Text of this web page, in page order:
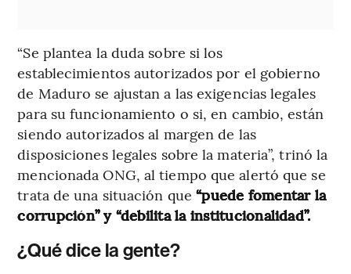
“Se plantea la duda sobre si los
establecimientos autorizados por el gobierno
de Maduro se ajustan a las exigencias legales
para su funcionamiento o si, en cambio, están
siendo autorizados al margen de las
disposiciones legales sobre la materia”, trinó la
mencionada ONG, al tiempo que alertó que se
trata de una situación que“puede fomentar la
corrupción” y “debilita la institucionalidad”.
¿Qué dice la gente?